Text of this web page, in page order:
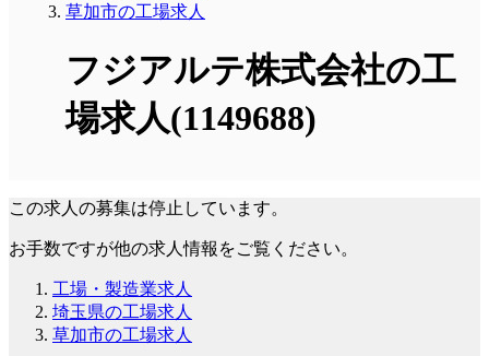
草加市の工場求人
フジアルテ株式会社の工
場求人(1149688)
この求人の募集は停止しています。
お手数ですが他の求人情報をご覧ください。
工場・製造業求人
埼玉県の工場求人
草加市の工場求人